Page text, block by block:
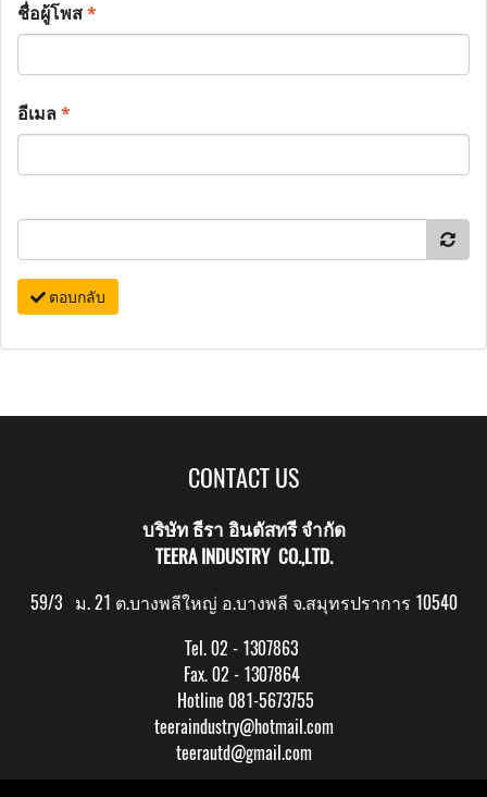
ชื่อผู้โพส*
อีเมล*
ตอบกลับ
CONTACT US
บริษัท ธีรา อินดัสทรี จำกัด
TEERA INDUSTRY CO.,LTD.
59/3 ม. 21 ต.บางพลีใหญ่ อ.บางพลี จ.สมุทรปราการ 10540
Tel. 02 - 1307863
Fax. 02 - 1307864
Hotline 081-5673755
teeraindustry@hotmail.com
teerautd@gmail.com